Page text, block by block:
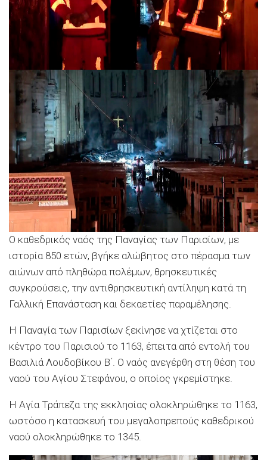
Ο καθεδρικός ναός της Παναγίας των Παρισίων, με
ιστορία 850 ετών, βγήκε αλώβητος στο πέρασμα των
αιώνων από πληθώρα πολέμων, θρησκευτικές
συγκρούσεις, την αντιθρησκευτική αντίληψη κατά τη
Γαλλική Επανάσταση και δεκαετίες παραμέλησης.
Η Παναγία των Παρισίων ξεκίνησε να χτίζεται στο
κέντρο του Παρισιού το 1163, έπειτα από εντολή του
Βασιλιά Λουδοβίκου Β΄. Ο ναός ανεγέρθη στη θέση του
ναού του Αγίου Στεφάνου, ο οποίος γκρεμίστηκε.
Η Αγία Τράπεζα της εκκλησίας ολοκληρώθηκε το 1163,
ωστόσο η κατασκευή του μεγαλοπρεπούς καθεδρικού
ναού ολοκληρώθηκε το 1345.